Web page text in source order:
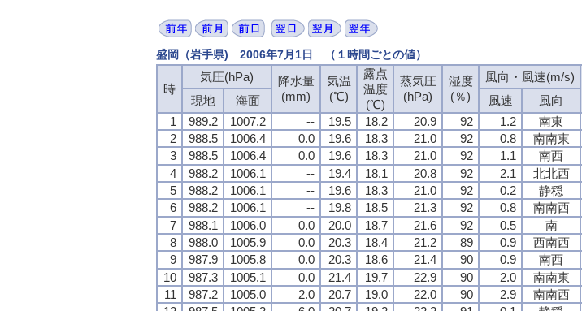
盛岡（岩手県) 2006年7月1日 （１時間ごとの値）
時
気圧(hPa)
降水量
(mm)
気温
(℃)
露点
温度
(℃)
蒸気圧
(hPa)
湿度
(％)
風向・風速(m/s)
現地 海面 風速 風向
1
989.2 1007.2 -- 19.5 18.2 20.9 92 1.2 南東
2
988.5 1006.4 0.0 19.6 18.3 21.0 92 0.8 南南東
3
988.5 1006.4 0.0 19.6 18.3 21.0 92 1.1 南西
4
988.2 1006.1 -- 19.4 18.1 20.8 92 2.1 北北西
5
988.2 1006.1 -- 19.6 18.3 21.0 92 0.2 静穏
6
988.2 1006.1 -- 19.8 18.5 21.3 92 0.8 南南西
7
988.1 1006.0 0.0 20.0 18.7 21.6 92 0.5 南
8
988.0 1005.9 0.0 20.3 18.4 21.2 89 0.9 西南西
9
987.9 1005.8 0.0 20.3 18.6 21.4 90 0.9 南西
10
987.3 1005.1 0.0 21.4 19.7 22.9 90 2.0 南南東
11
987.2 1005.0 2.0 20.7 19.0 22.0 90 2.9 南南西